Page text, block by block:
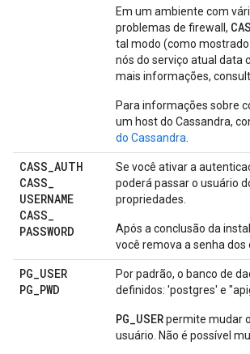
Em um ambiente com
problemas de firewall,
tal modo (como
nós do serviço atual data
mais informações,
Para informações sobre
um host do Cassandra,
do Cassandra
CASS_AUTH
CASS_
USERNAME
CASS_
PASSWORD
Se você ativar a
poderá passar o usuário
propriedades.
Após a conclusão da
você remova a senha
PG_USER
PG_PWD
Por padrão, o banco de
definidos: 'postgres' e
PG_USERpermite mudar
usuário. Não é possível